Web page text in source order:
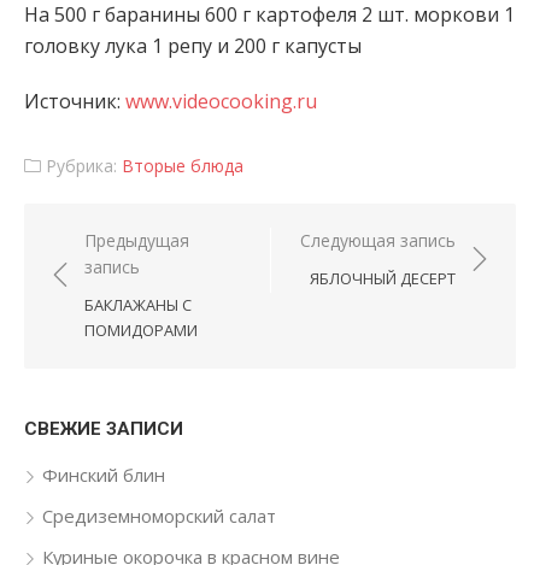
На 500 г баранины 600 г картофеля 2 шт. моркови 1
головку лука 1 репу и 200 г капусты
Источник: www.videocooking.ru
Рубрика: Вторые блюда
Навигация по записям
Предыдущая
запись
БАКЛАЖАНЫ С
ПОМИДОРАМИ
Следующая запись
ЯБЛОЧНЫЙ ДЕСЕРТ
СВЕЖИЕ ЗАПИСИ
Финский блин
Средиземноморский салат
Куриные окорочка в красном вине